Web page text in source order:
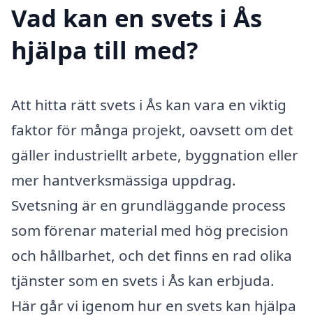
Vad kan en svets i Ås
hjälpa till med?
Att hitta rätt svets i Ås kan vara en viktig
faktor för många projekt, oavsett om det
gäller industriellt arbete, byggnation eller
mer hantverksmässiga uppdrag.
Svetsning är en grundläggande process
som förenar material med hög precision
och hållbarhet, och det finns en rad olika
tjänster som en svets i Ås kan erbjuda.
Här går vi igenom hur en svets kan hjälpa